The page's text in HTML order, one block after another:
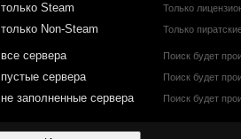
только Steam Только
только Non-Steam Только
все сервера Поиск будет
пустые сервера Поиск будет
не заполненные сервера Поиск будет